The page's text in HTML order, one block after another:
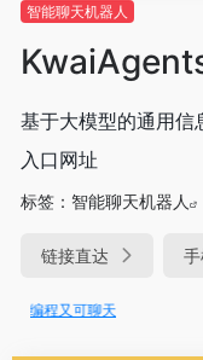
智能聊天机器人
基于大模型的通用
入口网址
标签： 智能聊天机器人
链接直达
又可聊天